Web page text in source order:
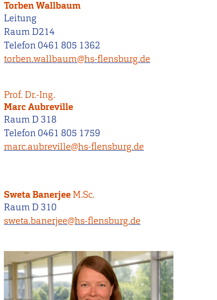
Torben Wallbaum
Leitung
Raum D214
Telefon 0461 805 1362
torben.wallbaum@hs-flensburg.de
Prof. Dr.-Ing.
Marc Aubreville
Raum D 318
Telefon 0461 805 1759
marc.aubreville@hs-flensburg.de
Sweta Banerjee M.Sc.
Raum D 310
sweta.banerjee@hs-flensburg.de